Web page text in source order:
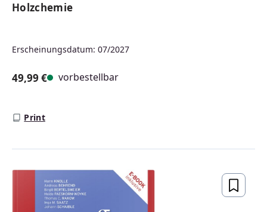
Holzchemie
Erscheinungsdatum: 07/2027
49,99 € vorbestellbar
Print